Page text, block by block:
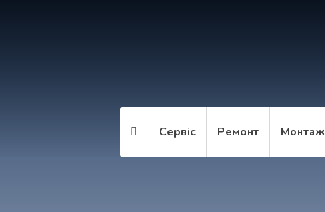
Сервіс Ремонт Монтаж